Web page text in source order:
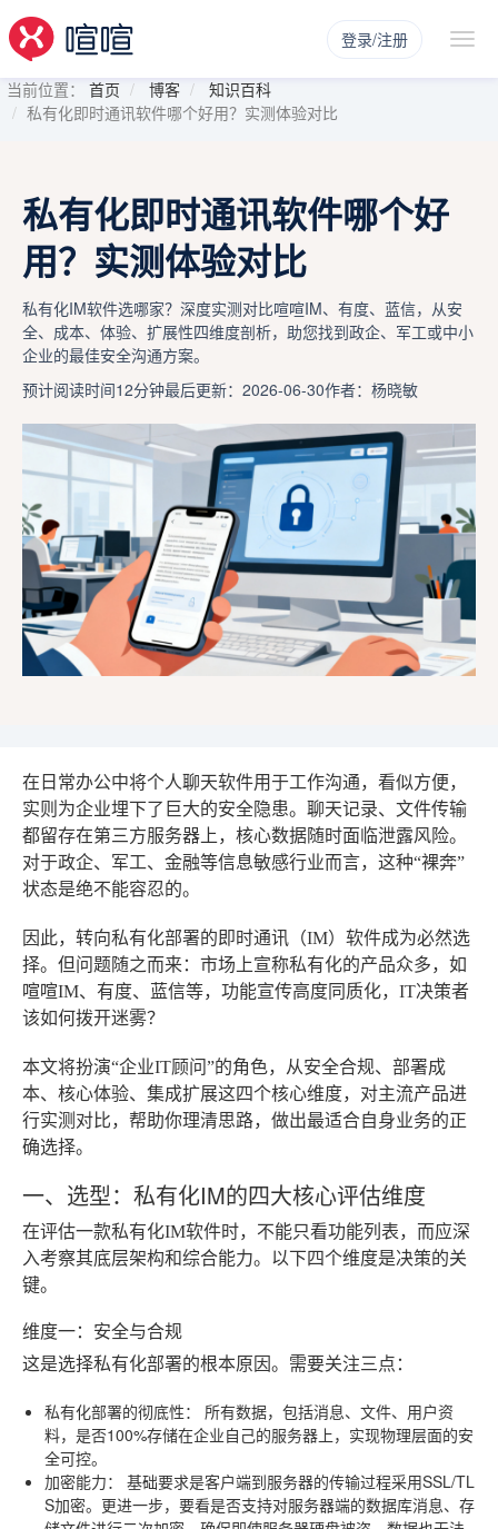
登录/注册
当前位置： 首页 博客
知识百科
私有化即时通讯软件哪个好用？实测体验对比
私有化即时通讯软件哪个好
用？实测体验对比
私有化IM软件选哪家？深度实测对比喧喧IM、有度、蓝信，从安
全、成本、体验、扩展性四维度剖析，助您找到政企、军工或中小
企业的最佳安全沟通方案。
预计阅读时间12分钟最后更新：2026-06-30作者：杨晓敏
在日常办公中将个人聊天软件用于工作沟通，看似方便，
实则为企业埋下了巨大的安全隐患。聊天记录、文件传输
都留存在第三方服务器上，核心数据随时面临泄露风险。
对于政企、军工、金融等信息敏感行业而言，这种“裸奔”
状态是绝不能容忍的。
因此，转向私有化部署的即时通讯（IM）软件成为必然选
择。但问题随之而来：市场上宣称私有化的产品众多，如
喧喧IM、有度、蓝信等，功能宣传高度同质化，IT决策者
该如何拨开迷雾？
本文将扮演“企业IT顾问”的角色，从安全合规、部署成
本、核心体验、集成扩展这四个核心维度，对主流产品进
行实测对比，帮助你理清思路，做出最适合自身业务的正
确选择。
一、选型：私有化IM的四大核心评估维度
在评估一款私有化IM软件时，不能只看功能列表，而应深
入考察其底层架构和综合能力。以下四个维度是决策的关
键。
维度一：安全与合规
这是选择私有化部署的根本原因。需要关注三点：
私有化部署的彻底性：
所有数据，包括消息、文件、用户资
料，是否100%存储在企业自己的服务器上，实现物理层面的安
全可控。
加密能力：
基础要求是客户端到服务器的传输过程采用SSL/TL
S加密。更进一步，要看是否支持对服务器端的数据库消息、存